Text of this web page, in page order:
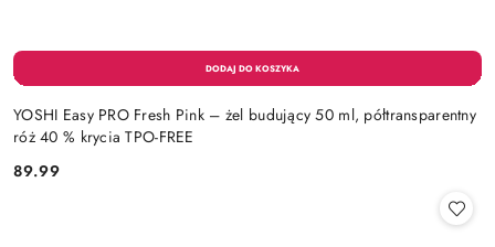
YOSHI Easy PRO Fresh Pink – żel budujący 50 ml, półtransparentny
róż 40 % krycia TPO-FREE
Cena:
89.99